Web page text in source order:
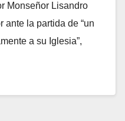
Monseñor Lisandro
ante la partida de “un
a su Iglesia”,